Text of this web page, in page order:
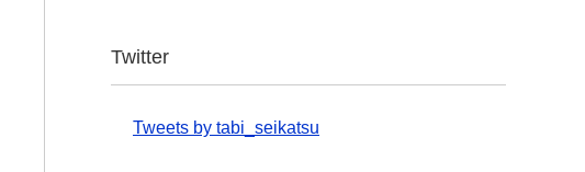
Twitter
Tweets by tabi_seikatsu